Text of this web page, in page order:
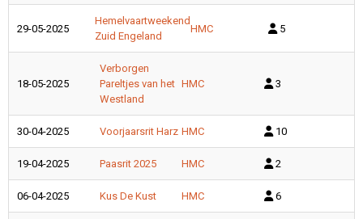
29-05-2025
Hemelvaartweekend
Zuid Engeland
HMC 5
18-05-2025
Verborgen
Pareltjes van het
Westland
HMC 3
30-04-2025 Voorjaarsrit Harz HMC 10
19-04-2025 Paasrit 2025 HMC 2
06-04-2025 Kus De Kust HMC 6